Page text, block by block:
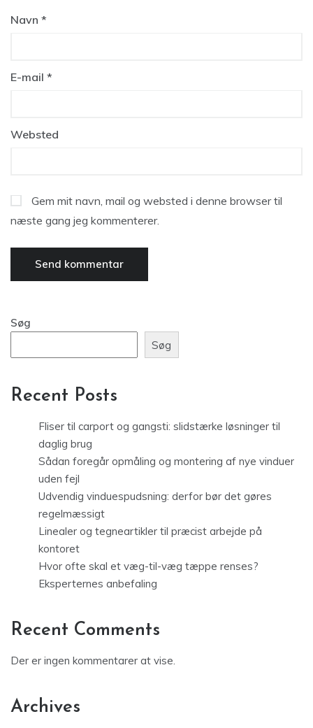
Navn *
E-mail *
Websted
Gem mit navn, mail og websted i denne browser til
næste gang jeg kommenterer.
Søg
Søg
Recent Posts
Fliser til carport og gangsti: slidstærke løsninger til
daglig brug
Sådan foregår opmåling og montering af nye vinduer
uden fejl
Udvendig vinduespudsning: derfor bør det gøres
regelmæssigt
Linealer og tegneartikler til præcist arbejde på
kontoret
Hvor ofte skal et væg-til-væg tæppe renses?
Eksperternes anbefaling
Recent Comments
Der er ingen kommentarer at vise.
Archives